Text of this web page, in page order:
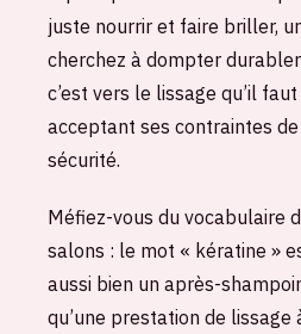
juste nourrir et faire briller,
cherchez à dompter
c’est vers le lissage qu’il
acceptant ses contraintes
sécurité.
Méfiez-vous du vocabulaire
salons : le mot « kératine »
aussi bien un après-
qu’une prestation de lissage